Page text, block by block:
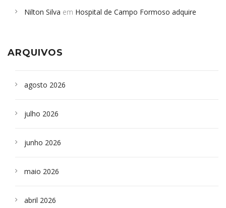
Campoformosenses que morreram em desabamentos são
Nilton Silva em Hospital de Campo Formoso adquire
ARQUIVOS
agosto 2026
julho 2026
junho 2026
maio 2026
abril 2026